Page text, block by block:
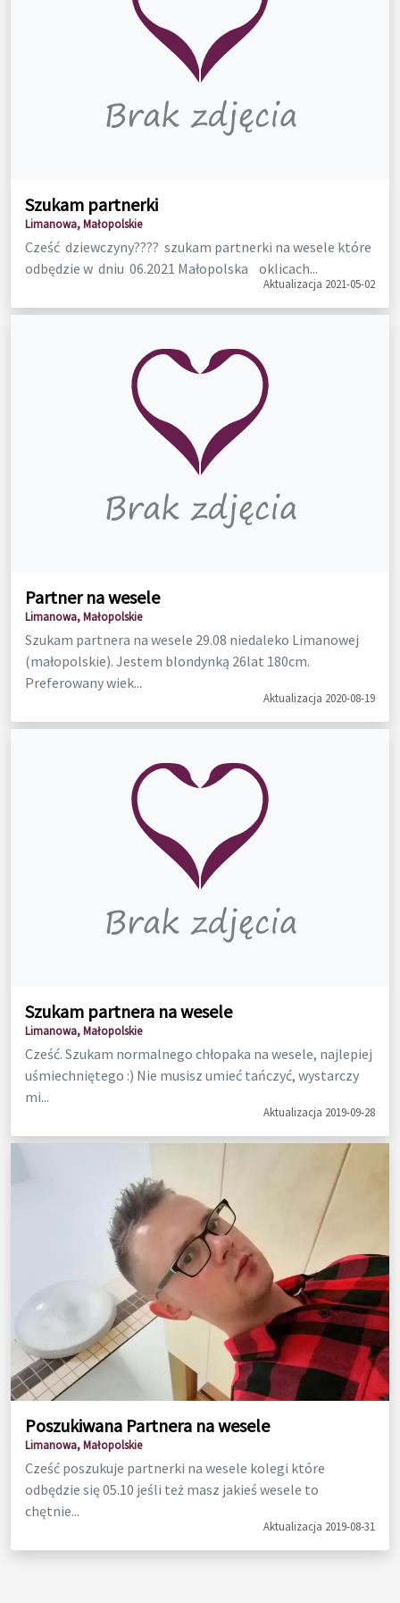
Szukam partnerki
Limanowa, Małopolskie
Cześć dziewczyny???? szukam partnerki na wesele które
odbędzie w dniu 06.2021 Małopolska oklicach...
Aktualizacja 2021-05-02
Partner na wesele
Limanowa, Małopolskie
Szukam partnera na wesele 29.08 niedaleko Limanowej
(małopolskie). Jestem blondynką 26lat 180cm.
Preferowany wiek...
Aktualizacja 2020-08-19
Szukam partnera na wesele
Limanowa, Małopolskie
Cześć. Szukam normalnego chłopaka na wesele, najlepiej
uśmiechniętego :) Nie musisz umieć tańczyć, wystarczy
mi...
Aktualizacja 2019-09-28
Poszukiwana Partnera na wesele
Limanowa, Małopolskie
Cześć poszukuje partnerki na wesele kolegi które
odbędzie się 05.10 jeśli też masz jakieś wesele to
chętnie...
Aktualizacja 2019-08-31